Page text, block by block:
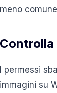
meno
Controlla
I permessi
immagini su